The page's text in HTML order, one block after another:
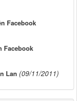
Facebook
Facebook
Lan (09/11/2011)